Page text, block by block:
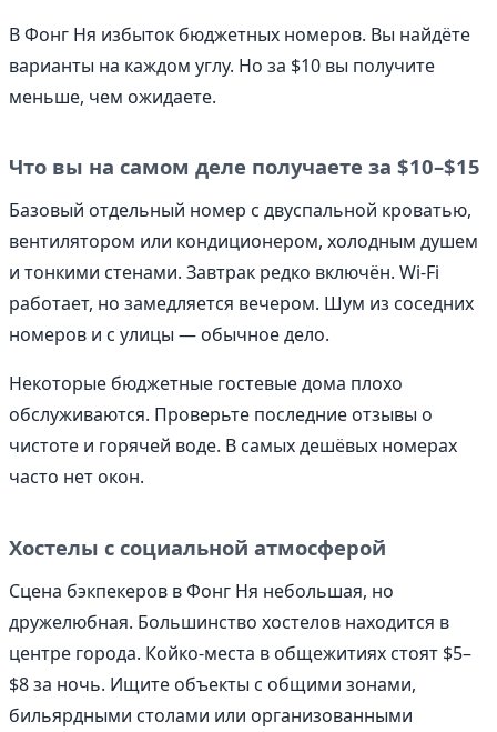
В Фонг Ня избыток бюджетных номеров. Вы найдёте
варианты на каждом углу. Но за $10 вы получите
меньше, чем ожидаете.
Что вы на самом деле получаете за $10–$15
Базовый отдельный номер с двуспальной кроватью,
вентилятором или кондиционером, холодным душем
и тонкими стенами. Завтрак редко включён. Wi-Fi
работает, но замедляется вечером. Шум из соседних
номеров и с улицы — обычное дело.
Некоторые бюджетные гостевые дома плохо
обслуживаются. Проверьте последние отзывы о
чистоте и горячей воде. В самых дешёвых номерах
часто нет окон.
Хостелы с социальной атмосферой
Сцена бэкпекеров в Фонг Ня небольшая, но
дружелюбная. Большинство хостелов находится в
центре города. Койко-места в общежитиях стоят $5–
$8 за ночь. Ищите объекты с общими зонами,
бильярдными столами или организованными